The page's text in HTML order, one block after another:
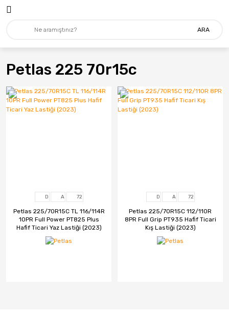
ARA
Petlas 225 70r15c
D A 72
Petlas 225/70R15C TL 116/114R
10PR Full Power PT825 Plus
Hafif Ticari Yaz Lastiği (2023)
D A 72
Petlas 225/70R15C 112/110R
8PR Full Grip PT935 Hafif Ticari
Kış Lastiği (2023)